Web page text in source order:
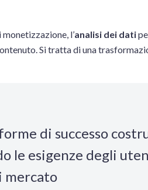
l’analisi dei dati
Si tratta di una
di successo
le esigenze degli
mercato